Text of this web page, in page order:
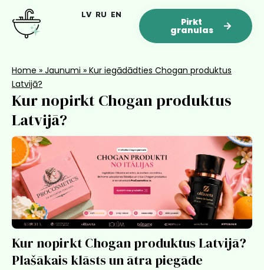
LV RU EN
Pirkt
granulas
Home » Jaunumi » Kur iegādādties Chogan produktus
Latvijā?
Kur nopirkt Chogan produktus
Latvijā?
Kur nopirkt Chogan produktus Latvijā?
Plašākais klāsts un ātra piegāde